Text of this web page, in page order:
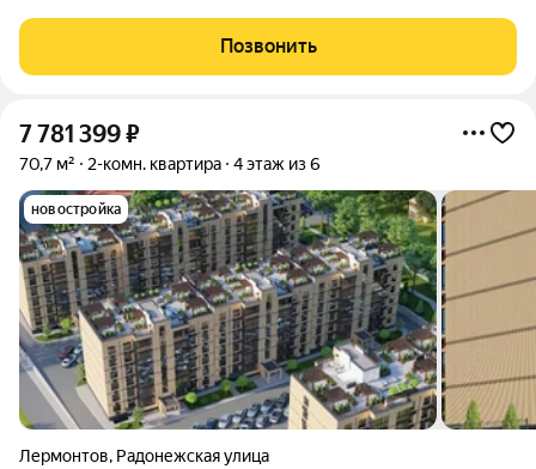
хребет. Комплекс состоит из четырёх шестиэтажных домов.
Здания возведены из
Позвонить
7 781 399₽
70,7 м² 2-комн. квартира 4 этаж из 6
новостройка
Лермонтов, Радонежская улица